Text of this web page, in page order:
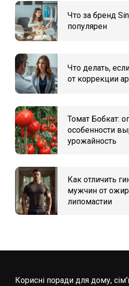
Что за бренд
популярен
Что делать,
от коррекции
Томат Бобкат:
особенности
урожайность
Как отличить
мужчин от
липомастии
Корисні поради для дому,